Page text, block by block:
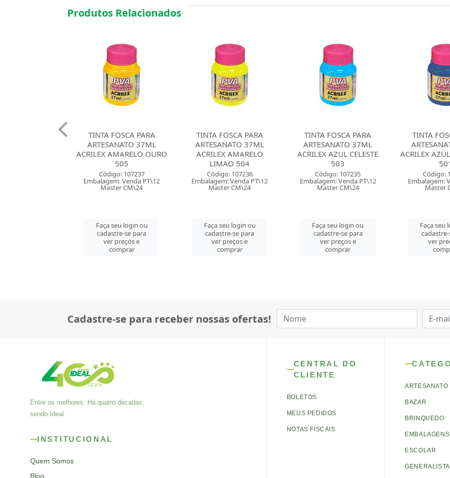
Produtos Relacionados
TINTA FOSCA PARA
ARTESANATO 37ML
ACRILEX AMARELO
LIMAO 504
Código: 107236
Embalagem: Venda PT\12
Master CM\24
Faça seu login ou
cadastre-se para
ver preços e
comprar
TINTA FOSCA PARA
ARTESANATO 37ML
ACRILEX AZUL CELESTE
503
Código: 107235
Embalagem: Venda PT\12
Master CM\24
Faça seu login ou
cadastre-se para
ver preços e
comprar
TINTA FOSCA PARA
ARTESANATO 37ML
ACRILEX AZUL TURQUESA
501
Código: 107234
Embalagem: Venda PT\12
Master CM\24
Faça seu login ou
cadastre-se para
ver preços e
comprar
TINTA
ACRILEX
Código:
Embalagem:
Master
Faça seu
ver
Cadastre-se para receber nossas ofertas!
Entre os melhores. Há quatro décadas,
sendo Ideal.
INSTITUCIONAL
Quem Somos
Blog
CENTRAL DO
CLIENTE
BOLETOS
MEUS PEDIDOS
NOTAS FISCAIS
ARTESANATO
BAZAR
BRINQUEDO
ESCOLAR
GENERALISTA